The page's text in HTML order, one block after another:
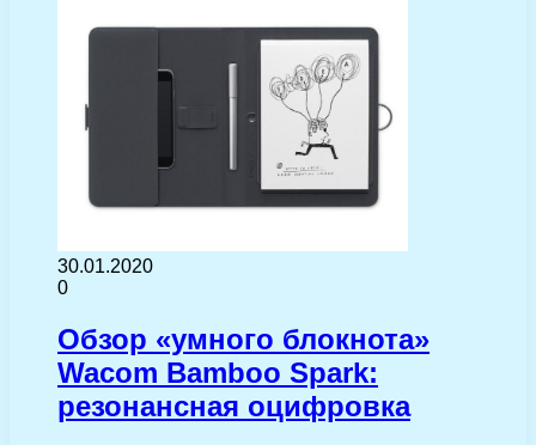
30.01.2020
0
Обзор «умного блокнота»
Wacom Bamboo Spark:
резонансная оцифровка